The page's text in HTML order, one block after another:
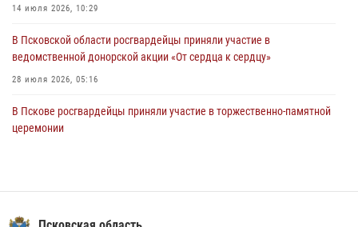
Росгвардейцы одержали победу
14 июля 2026, 10:29
В Псковской области росгвардейцы приняли участие в
ведомственной донорской акции «От сердца к сердцу»
28 июля 2026, 05:16
В Пскове росгвардейцы приняли участие в торжественно-памятной
церемонии
сотрудников вневедомственной охраны Росгвардии, Псковские